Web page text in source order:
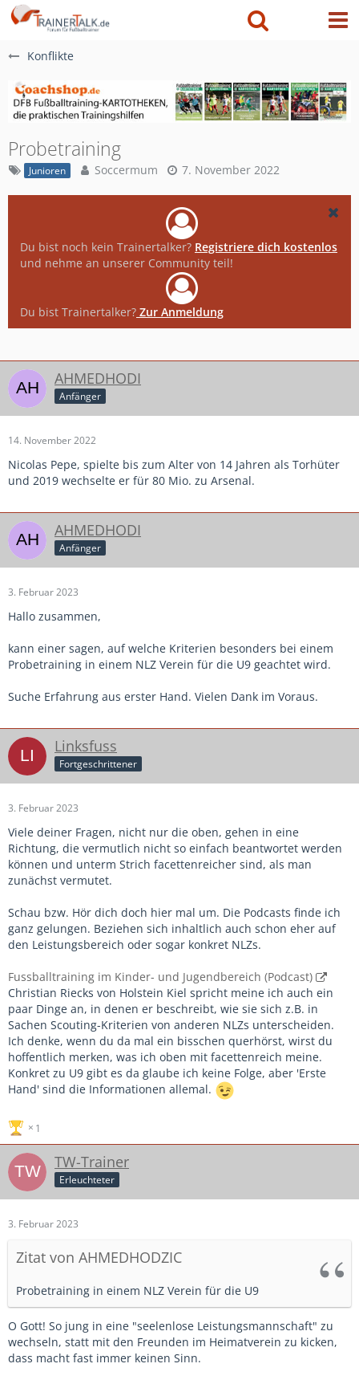
Konflikte
Probetraining
Junioren Soccermum 7. November 2022
Du bist noch kein Trainertalker? Registriere dich kostenlos
und nehme an unserer Community teil!
Du bist Trainertalker? Zur Anmeldung
AHMEDHODI
Anfänger
14. November 2022
Nicolas Pepe, spielte bis zum Alter von 14 Jahren als Torhüter
und 2019 wechselte er für 80 Mio. zu Arsenal.
AHMEDHODI
Anfänger
3. Februar 2023
Hallo zusammen,
kann einer sagen, auf welche Kriterien besonders bei einem
Probetraining in einem NLZ Verein für die U9 geachtet wird.
Suche Erfahrung aus erster Hand. Vielen Dank im Voraus.
Linksfuss
Fortgeschrittener
3. Februar 2023
Viele deiner Fragen, nicht nur die oben, gehen in eine
Richtung, die vermutlich nicht so einfach beantwortet werden
können und unterm Strich facettenreicher sind, als man
zunächst vermutet.
Schau bzw. Hör dich doch hier mal um. Die Podcasts finde ich
ganz gelungen. Beziehen sich inhaltlich auch schon eher auf
den Leistungsbereich oder sogar konkret NLZs.
Fussballtraining im Kinder- und Jugendbereich (Podcast)
Christian Riecks von Holstein Kiel spricht meine ich auch ein
paar Dinge an, in denen er beschreibt, wie sie sich z.B. in
Sachen Scouting-Kriterien von anderen NLZs unterscheiden.
Ich denke, wenn du da mal ein bisschen querhörst, wirst du
hoffentlich merken, was ich oben mit facettenreich meine.
Konkret zu U9 gibt es da glaube ich keine Folge, aber 'Erste
Hand' sind die Informationen allemal.
1
TW-Trainer
Erleuchteter
3. Februar 2023
Zitat von AHMEDHODZIC
Probetraining in einem NLZ Verein für die U9
O Gott! So jung in eine "seelenlose Leistungsmannschaft" zu
wechseln, statt mit den Freunden im Heimatverein zu kicken,
dass macht fast immer keinen Sinn.